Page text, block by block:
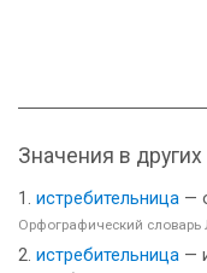
Значения в
истребительница —
Орфографический словарь
истребительница —